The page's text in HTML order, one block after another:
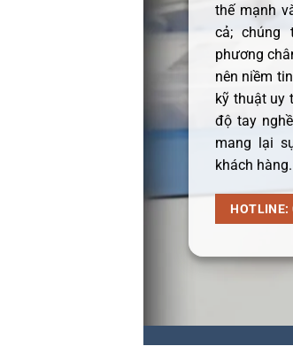
thế mạnh
cả; chúng
phương
nên niềm
kỹ thuật uy
độ tay
mang lại
khách hàng.